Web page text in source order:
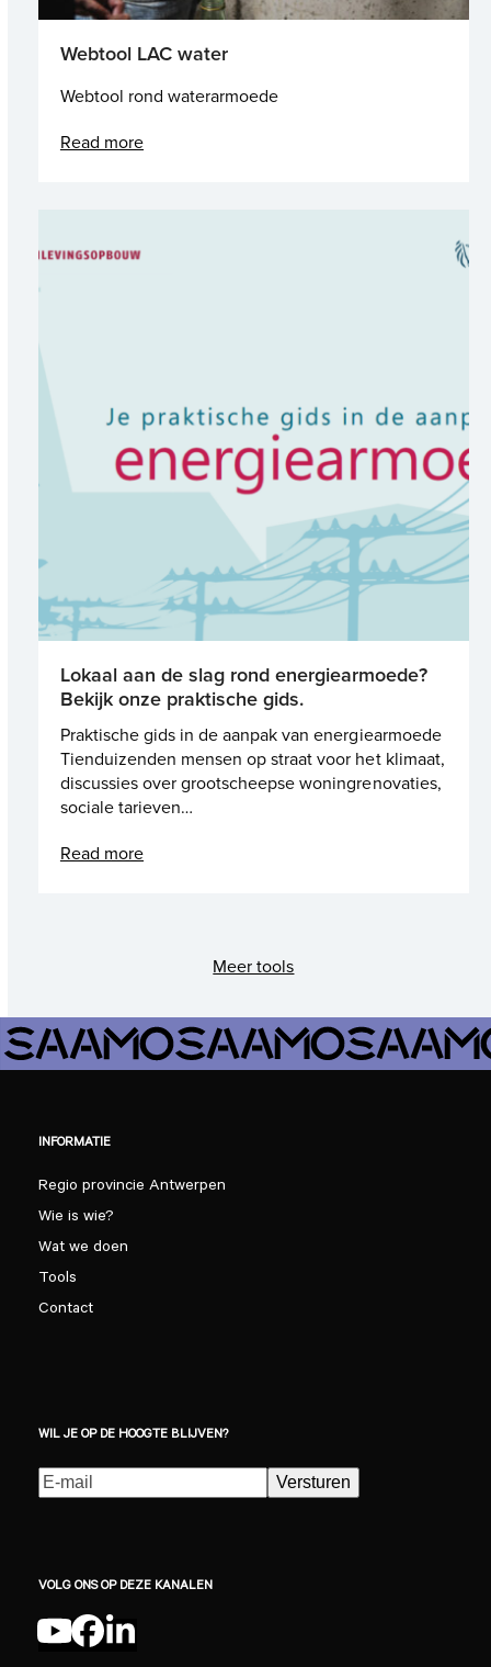
Webtool LAC water
Webtool rond waterarmoede
Read more
Lokaal aan de slag rond energiearmoede?
Bekijk onze praktische gids.
Praktische gids in de aanpak van energiearmoede
Tienduizenden mensen op straat voor het klimaat,
discussies over grootscheepse woningrenovaties,
sociale tarieven…
Read more
Meer tools
INFORMATIE
Regio provincie Antwerpen
Wie is wie?
Wat we doen
Tools
Contact
WIL JE OP DE HOOGTE BLIJVEN?
E-
mailadres(Vereist)
Versturen
VOLG ONS OP DEZE KANALEN
YouTube
Facebook
LinkedIn